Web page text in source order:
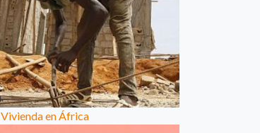
Vivienda en África